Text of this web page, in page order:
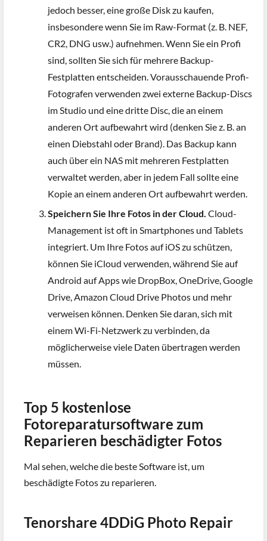
jedoch besser, eine große Disk zu kaufen,
insbesondere wenn Sie im Raw-Format (z. B. NEF,
CR2, DNG usw.) aufnehmen. Wenn Sie ein Profi
sind, sollten Sie sich für mehrere Backup-
Festplatten entscheiden. Vorausschauende Profi-
Fotografen verwenden zwei externe Backup-Discs
im Studio und eine dritte Disc, die an einem
anderen Ort aufbewahrt wird (denken Sie z. B. an
einen Diebstahl oder Brand). Das Backup kann
auch über ein NAS mit mehreren Festplatten
verwaltet werden, aber in jedem Fall sollte eine
Kopie an einem anderen Ort aufbewahrt werden.
Speichern Sie Ihre Fotos in der Cloud. Cloud-
Management ist oft in Smartphones und Tablets
integriert. Um Ihre Fotos auf iOS zu schützen,
können Sie iCloud verwenden, während Sie auf
Android auf Apps wie DropBox, OneDrive, Google
Drive, Amazon Cloud Drive Photos und mehr
verweisen können. Denken Sie daran, sich mit
einem Wi-Fi-Netzwerk zu verbinden, da
möglicherweise viele Daten übertragen werden
müssen.
Top 5 kostenlose
Fotoreparatursoftware zum
Reparieren beschädigter Fotos
Mal sehen, welche die beste Software ist, um
beschädigte Fotos zu reparieren.
Tenorshare 4DDiG Photo Repair